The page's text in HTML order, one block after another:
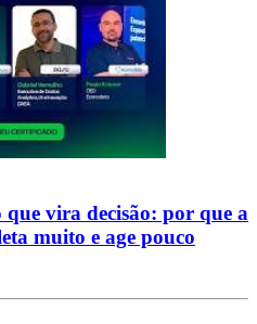
vira decisão: por que a
muito e age pouco